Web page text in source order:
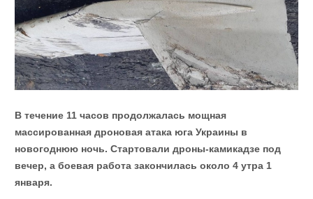
В течение 11 часов продолжалась мощная
массированная дроновая атака юга Украины в
новогоднюю ночь. Стартовали дроны-камикадзе под
вечер, а боевая работа закончилась около 4 утра 1
января.